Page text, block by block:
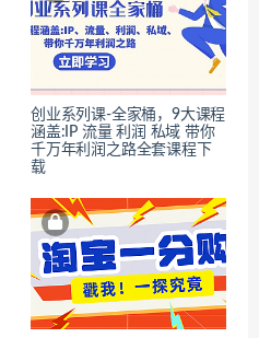
创业系列课-全家桶，9大课程
涵盖:IP 流量 利润 私域 带你
千万年利润之路全套课程下
载